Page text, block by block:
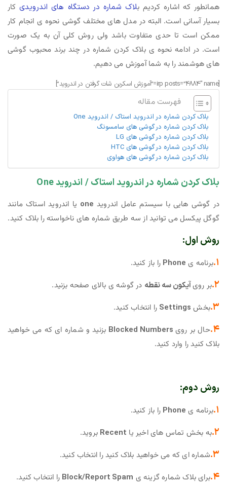
همانطور که اشاره کردیم بلاک شماره در دستگاه های اندرویدیکار
بسیار آسانی است. البته در مدل های مختلف گوشی نحوه ی انجام کار
ممکن است تا حدی متفاوت باشد ولی روش کلی آن به یک صورت
است. در ادامه نحوه ی بلاک کردن شماره در چند برند محبوب گوشی
های هوشمند را به شما آموزش می دهیم.
[irp posts=”4884″ name=”آموزش اسکرین شات گرفتن در اندروید”]
فهرست مقاله
بلاک کردن شماره در اندروید استاک / اندروید One
بلاک کردن شماره در گوشی های سامسونگ
بلاک کردن شماره در گوشی های LG
بلاک کردن شماره در گوشی های HTC
بلاک کردن شماره در گوشی های هواوی
بلاک کردن شماره در اندروید استاک / اندروید One
در گوشی هایی با سیستم عامل اندروید one یا اندروید استاک مانند
گوگل پیکسل می توانید از سه طریق شماره های ناخواسته را بلاک کنید.
روش اول:
۱. برنامه ی Phone را باز کنید.
۲. بر رویآیکون سه نقطه در گوشه ی بالای صفحه بزنید.
۳. بخش Settings را انتخاب کنید.
۴. حال بر رویBlocked Numbers
بزنید و شماره ای که می خواهید
بلاک کنید را وارد کنید.
روش دوم:
۱. برنامه ی Phone را باز کنید.
۲. به بخش تماس های اخیر یا Recent بروید.
۳. شماره ای که می خواهید بلاک کنید را انتخاب کنید.
۴. برای بلاک شماره گزینه ی Block/Report Spam را انتخاب کنید.